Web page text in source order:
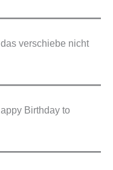
verschiebe nicht
Birthday to